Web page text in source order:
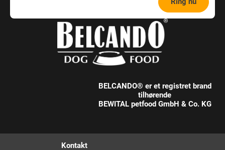
BELCANDO® er et registret brand
tilhørende
BEWITAL petfood GmbH & Co. KG
Kontakt